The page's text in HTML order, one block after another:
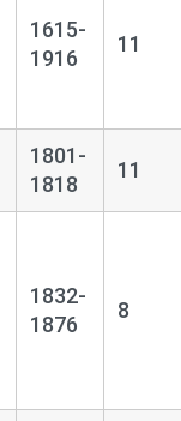
1615-
1916
11
1801-
1818
11
1832-
1876
8